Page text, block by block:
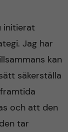
initierat
Jag har
kan
säkerställa
och att den
tar